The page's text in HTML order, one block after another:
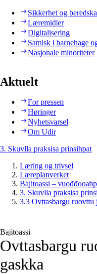
Sikkerhet og
Læremidler
Digitalisering
Samisk i barnehage
Nasjonale minoriteter
Aktuelt
For pressen
Høringer
Nyhetsvarsel
Om Udir
3. Skuvlla praksisa prinsihpat
Læring og trivsel
Læreplanverket
Bajitoassi –
3. Skuvlla praksisa
3.3 Ovttasbargu ruovttu
Bajitoassi
Ovttasbargu
gaskka